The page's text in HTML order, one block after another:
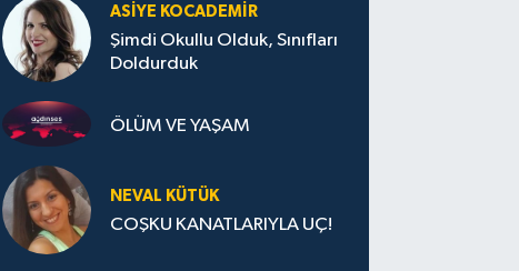
ASIYE KOCADEMİR
Şimdi Okullu Olduk, Sınıfları
Doldurduk
ÖLÜM VE YAŞAM
NEVAL KÜTÜK
COŞKU KANATLARIYLA UÇ!